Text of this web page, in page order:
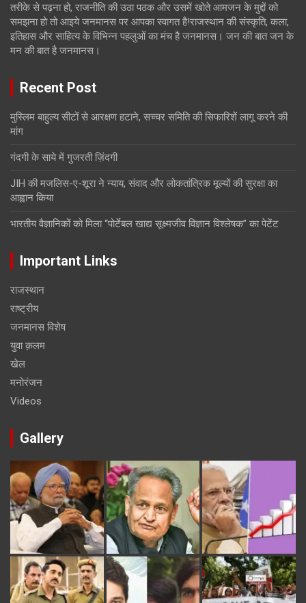
तरीके से पढ़ना हो, राजनीति की उठा पठक और उसमें खोते आमजन के मुद्दों को
समझना हो तो आइये जनमानस पर आपका स्वागत है!राजस्थान की संस्कृति, कला,
इतिहास और साहित्य के विभिन्न पहलुओं का मंच है जनमानस। जन की बात जन के
मन की बात है जनमानस।
Recent Post
मुस्लिम बाहुल्य सीटों से आरक्षण हटाने, सच्चर समिति की सिफारिशें लागू करने की
मांग
गंदगी के साये में गुजरती ज़िंदगी
JIH की मजलिस-ए-शूरा ने न्याय, संवाद और लोकतांत्रिक मूल्यों की सुरक्षा का
आह्वान किया
भारतीय वैज्ञानिकों को मिला “पोर्टेबल खाद्य सूक्ष्मजीव विज्ञान विश्लेषक” का पेटेंट
Important Links
राजस्थान
राष्ट्रीय
जनमानस विशेष
युवा क़लम
खेल
मनोरंजन
Videos
Gallery